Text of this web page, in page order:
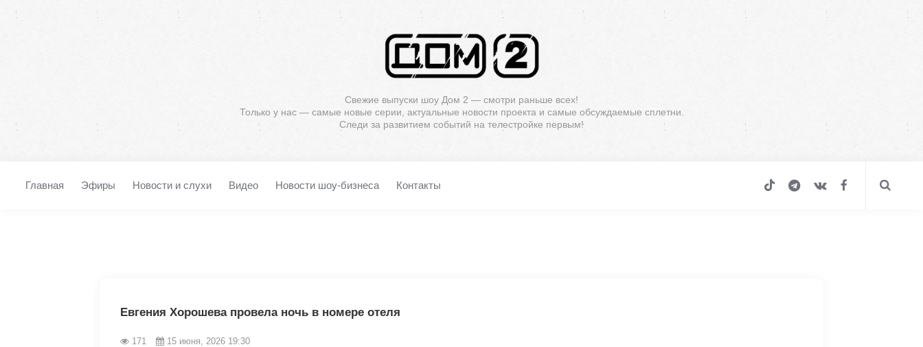
Свежие выпуски шоу Дом 2 — смотри раньше всех!
Только у нас — самые новые серии, актуальные новости проекта и самые обсуждаемые сплетни.
Следи за развитием событий на телестройке первым!
Главная Эфиры Новости и слухи Видео Новости шоу-бизнеса Контакты
Евгения Хорошева провела ночь в номере отеля
171 15 июня, 2026 19:30